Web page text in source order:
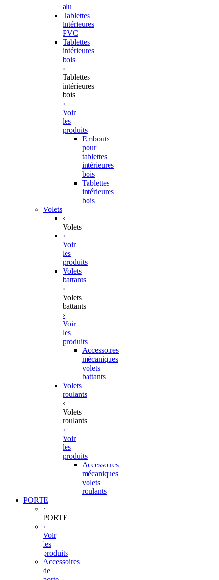
alu
Tablettes
intérieures
PVC
Tablettes
intérieures
bois
‹
Tablettes
intérieures
bois
›
Voir
les
produits
Embouts
pour
tablettes
intérieures
bois
Tablettes
intérieures
bois
Volets
‹
Volets
›
Voir
les
produits
Volets
battants
‹
Volets
battants
›
Voir
les
produits
Accessoires
mécaniques
volets
battants
Volets
roulants
‹
Volets
roulants
›
Voir
les
produits
Accessoires
mécaniques
volets
roulants
PORTE
‹
PORTE
›
Voir
les
produits
Accessoires
de